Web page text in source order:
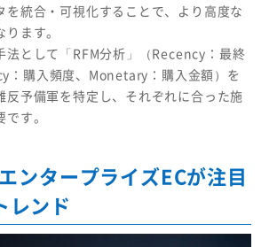
を統合・可視化することで、より高度な
ます。
法として「RFM分析」（Recency：最終
：購入頻度、Monetary：購入金額）を
反予備軍を特定し、それぞれに合った施
す。
ンタープライズECが注目
レンド